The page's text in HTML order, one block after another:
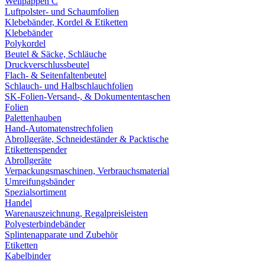
Luftpolster- und Schaumfolien
Klebebänder, Kordel & Etiketten
Klebebänder
Polykordel
Beutel & Säcke, Schläuche
Druckverschlussbeutel
Flach- & Seitenfaltenbeutel
Schlauch- und Halbschlauchfolien
SK-Folien-Versand-, & Dokumententaschen
Folien
Palettenhauben
Hand-Automatenstrechfolien
Abrollgeräte, Schneideständer & Packtische
Etikettenspender
Abrollgeräte
Verpackungsmaschinen, Verbrauchsmaterial
Umreifungsbänder
Spezialsortiment
Handel
Warenauszeichnung, Regalpreisleisten
Polyesterbindebänder
Splintenapparate und Zubehör
Etiketten
Kabelbinder